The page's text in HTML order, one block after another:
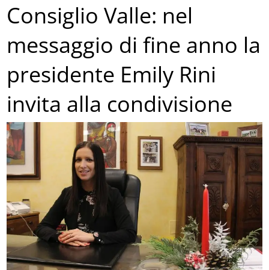
Consiglio Valle: nel
messaggio di fine anno la
presidente Emily Rini
invita alla condivisione